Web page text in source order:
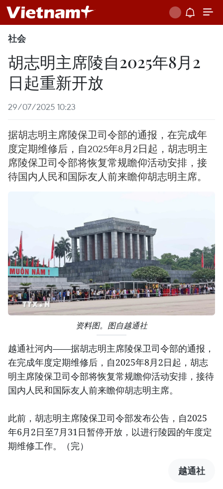
社会
胡志明主席陵自2025年8月2
日起重新开放
29/07/2025 10:23
据胡志明主席陵保卫司令部的通报，在完成年
度定期维修后，自2025年8月2日起，胡志明主
席陵保卫司令部将恢复常规瞻仰活动安排，接
待国内人民和国际友人前来瞻仰胡志明主席。
资料图。图自越通社
越通社河内——据胡志明主席陵保卫司令部的通报，
在完成年度定期维修后，自2025年8月2日起，胡志
明主席陵保卫司令部将恢复常规瞻仰活动安排，接待
国内人民和国际友人前来瞻仰胡志明主席。
此前，胡志明主席陵保卫司令部发布公告，自2025
年6月2日至7月31日暂停开放，以进行陵园的年度定
期维修工作。（完）
越通社